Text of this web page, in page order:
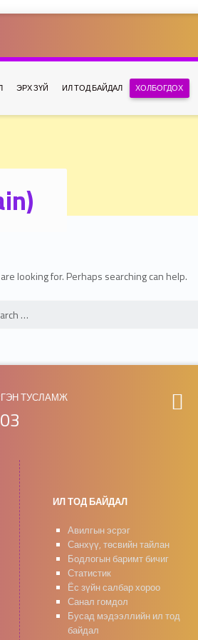
ЭРХ ЗҮЙ ИЛ ТОД БАЙДАЛ ХОЛБОГДОХ
looking for. Perhaps searching can help.
ТУСЛАМЖ
ИЛ ТОД БАЙДАЛ
Авилгын эсрэг
Санхүү, төсвийн тайлан
Бодлогын баримт бичиг
Статистик
Ёс зүйн салбар хороо
Санал гомдол
Бусад мэдээллийн ил тод
байдал